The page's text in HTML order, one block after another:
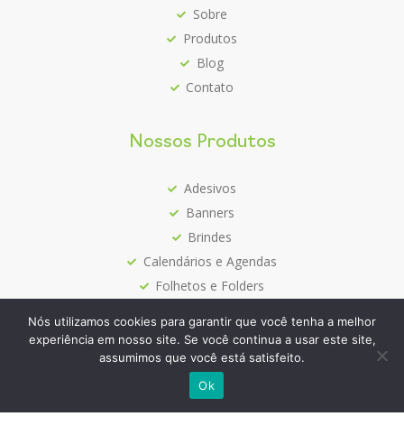
Sobre
Produtos
Blog
Contato
Nossos Produtos
Adesivos
Banners
Brindes
Calendários e Agendas
Folhetos e Folders
Papelaria
Siga-nos
Nós utilizamos cookies para garantir que você tenha a melhor
experiência em nosso site. Se você continua a usar este site,
assumimos que você está satisfeito.
Ok